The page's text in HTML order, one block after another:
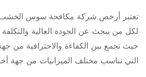
تعتبر أرخص شركة مكافحة سوس الخشب
لكل من يبحث عن الجودة العالية
حيث تجمع بين الكفاءة والاحترافية من
التي تناسب مختلف الميزانيات من جهة